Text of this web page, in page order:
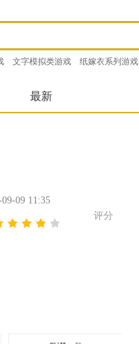
文字模拟类游戏 纸嫁衣系列游戏
最新
09 11:35
评分